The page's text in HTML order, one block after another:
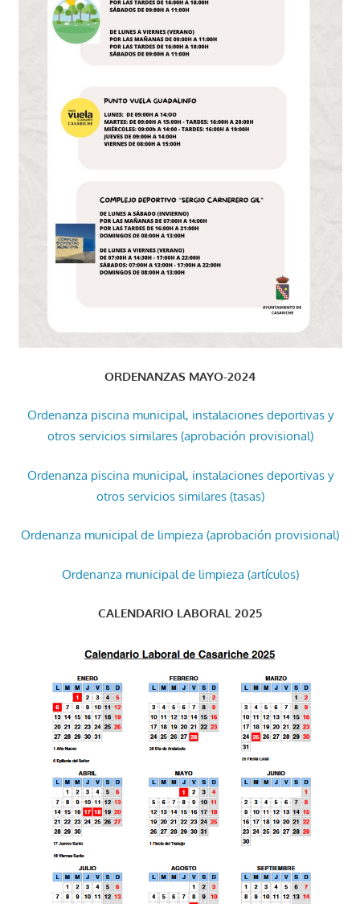
ORDENANZAS MAYO-2024
Ordenanza piscina municipal, instalaciones deportivas y
otros servicios similares (aprobación provisional)
Ordenanza piscina municipal, instalaciones deportivas y
otros servicios similares (tasas)
Ordenanza municipal de limpieza (aprobación provisional)
Ordenanza municipal de limpieza (artículos)
CALENDARIO LABORAL 2025